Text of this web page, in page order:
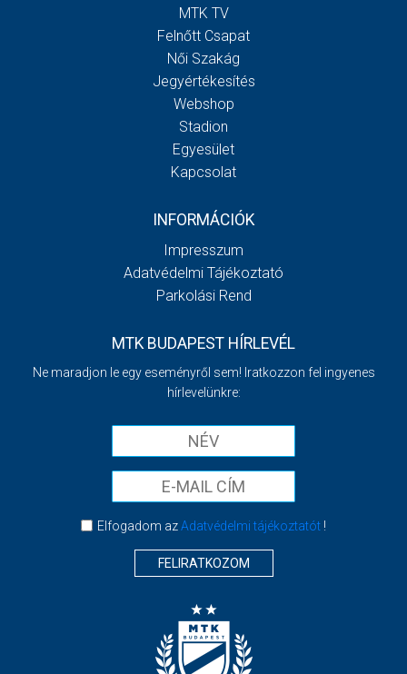
MTK TV
Felnőtt Csapat
Női Szakág
Jegyértékesítés
Webshop
Stadion
Egyesület
Kapcsolat
INFORMÁCIÓK
Impresszum
Adatvédelmi Tájékoztató
Parkolási Rend
MTK BUDAPEST HÍRLEVÉL
Ne maradjon le egy eseményről sem! Iratkozzon fel ingyenes
hírlevelünkre:
Elfogadom azAdatvédelmi tájékoztatót!
FELIRATKOZOM